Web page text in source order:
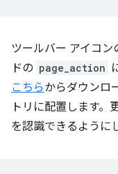
ツールバー アイコン
ドの page_action
こちらからダウンロ
トリに配置します。
を認識できるように